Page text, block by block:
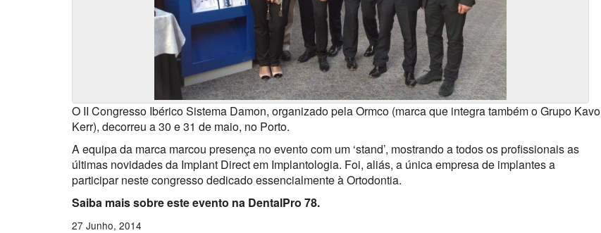
O II Congresso Ibérico Sistema Damon, organizado pela Ormco (marca que integra também o Grupo Kavo
Kerr), decorreu a 30 e 31 de maio, no Porto.
A equipa da marca marcou presença no evento com um ‘stand’, mostrando a todos os profissionais as
últimas novidades da Implant Direct em Implantologia. Foi, aliás, a única empresa de implantes a
participar neste congresso dedicado essencialmente à Ortodontia.
Saiba mais sobre este evento na DentalPro 78.
27 Junho, 2014